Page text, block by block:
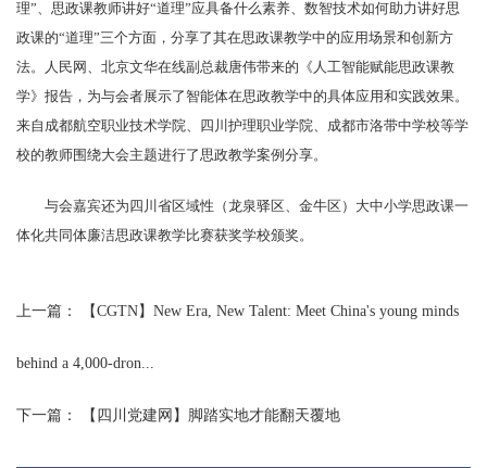
理”、思政课教师讲好“道理”应具备什么素养、数智技术如何助力讲好思
政课的“道理”三个方面，分享了其在思政课教学中的应用场景和创新方
法。人民网、北京文华在线副总裁唐伟带来的《人工智能赋能思政课教
学》报告，为与会者展示了智能体在思政教学中的具体应用和实践效果。
来自成都航空职业技术学院、四川护理职业学院、成都市洛带中学校等学
校的教师围绕大会主题进行了思政教学案例分享。
与会嘉宾还为四川省区域性（龙泉驿区、金牛区）大中小学思政课一
体化共同体廉洁思政课教学比赛获奖学校颁奖。
上一篇： 【CGTN】New Era, New Talent: Meet China's young minds
behind a 4,000-dron...
下一篇： 【四川党建网】脚踏实地才能翻天覆地